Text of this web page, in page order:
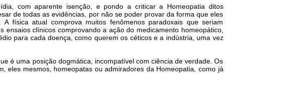
com aparente isenção, e pondo a criticar a Homeopatia ditos
de todas as evidências, por não se poder provar da forma que eles
física atual comprova muitos fenômenos paradoxais que seriam
clínicos comprovando a ação do medicamento homeopático,
para cada doença, como querem os céticos e a indústria, uma vez
é uma posição dogmática, incompatível com ciência de verdade. Os
eles mesmos, homeopatas ou admiradores da Homeopatia, como já